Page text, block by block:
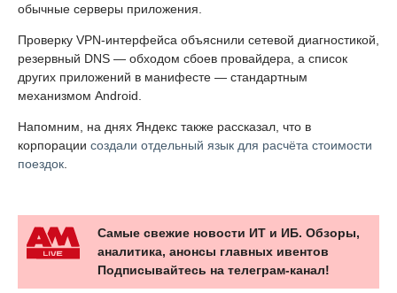
обычные серверы приложения.
Проверку VPN-интерфейса объяснили сетевой диагностикой,
резервный DNS — обходом сбоев провайдера, а список
других приложений в манифесте — стандартным
механизмом Android.
Напомним, на днях Яндекс также рассказал, что в
корпорации создали отдельный язык для расчёта стоимости
поездок
Самые свежие новости ИТ и ИБ. Обзоры,
аналитика, анонсы главных ивентов
Подписывайтесь на телеграм-канал!